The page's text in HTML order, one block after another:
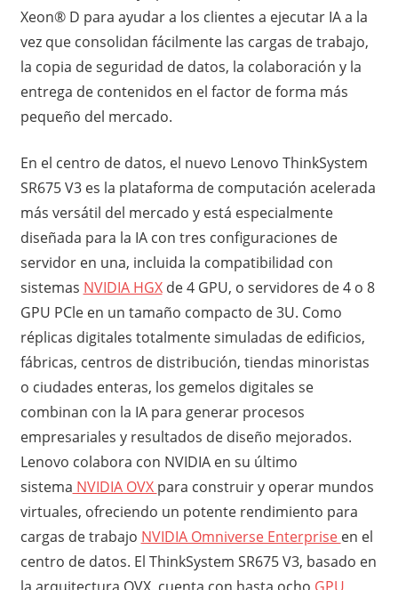
Xeon® D para ayudar a los clientes a ejecutar IA a la
vez que consolidan fácilmente las cargas de trabajo,
la copia de seguridad de datos, la colaboración y la
entrega de contenidos en el factor de forma más
pequeño del mercado.
En el centro de datos, el nuevo Lenovo ThinkSystem
SR675 V3 es la plataforma de computación acelerada
más versátil del mercado y está especialmente
diseñada para la IA con tres configuraciones de
servidor en una, incluida la compatibilidad con
sistemas NVIDIA HGXde 4 GPU, o servidores de 4 o 8
GPU PCle en un tamaño compacto de 3U. Como
réplicas digitales totalmente simuladas de edificios,
fábricas, centros de distribución, tiendas minoristas
o ciudades enteras, los gemelos digitales se
combinan con la IA para generar procesos
empresariales y resultados de diseño mejorados.
Lenovo colabora con NVIDIA en su último
sistema NVIDIA OVX para construir y operar mundos
virtuales, ofreciendo un potente rendimiento para
cargas de trabajo NVIDIA Omniverse Enterprise en el
centro de datos. El ThinkSystem SR675 V3, basado en
la arquitectura OVX, cuenta con hasta ocho GPU